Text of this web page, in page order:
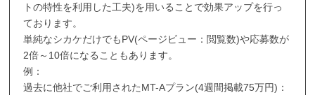
トの特性を利用した工夫)を用いることで効果アップを行っ
ております。
単純なシカケだけでもPV(ページビュー：閲覧数)や応募数が
2倍～10倍になることもあります。
例：
過去に他社でご利用されたMT-Aプラン(4週間掲載75万円)：